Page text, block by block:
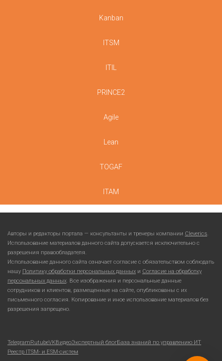
Kanban
ITSM
ITIL
PRINCE2
Agile
Lean
TOGAF
ITAM
Авторы и редакторы портала — консультанты и тренеры компании Cleverics.
Использование материалов данного сайта допускается исключительно с
разрешения правообладателя.
Использование данного сайта означает согласие с обязательством соблюдать
нашу Политику обработки персональных данных и Согласие на обработку
персональных данных. Все изображения и персональные данные
сотрудников и клиентов, размещенные на сайте, опубликованы с их
письменного согласия. Копирование и иное использование материалов без
разрешения запрещено.
TelegramRutubeVKВидеоЭкспертный блогБаза знаний по управлению ИТ
Реестр ITSM- и ESM-систем